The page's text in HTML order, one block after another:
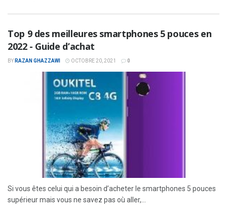
Top 9 des meilleures smartphones 5 pouces en
2022 - Guide d’achat
BY RAZAN GHAZZAWI OCTOBRE 20, 2021 0
Si vous êtes celui qui a besoin d’acheter le smartphones 5 pouces
supérieur mais vous ne savez pas où aller,...